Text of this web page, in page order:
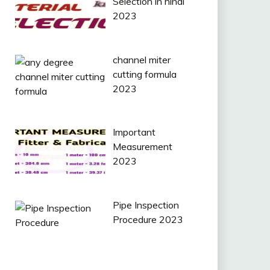
2023
channel miter
cutting formula
2023
Important
Measurement
2023
Pipe Inspection
Procedure 2023